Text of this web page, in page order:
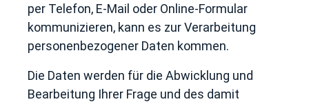
per Telefon, E-Mail oder Online-Formular
kommunizieren, kann es zur Verarbeitung
personenbezogener Daten kommen.
Die Daten werden für die Abwicklung und
Bearbeitung Ihrer Frage und des damit